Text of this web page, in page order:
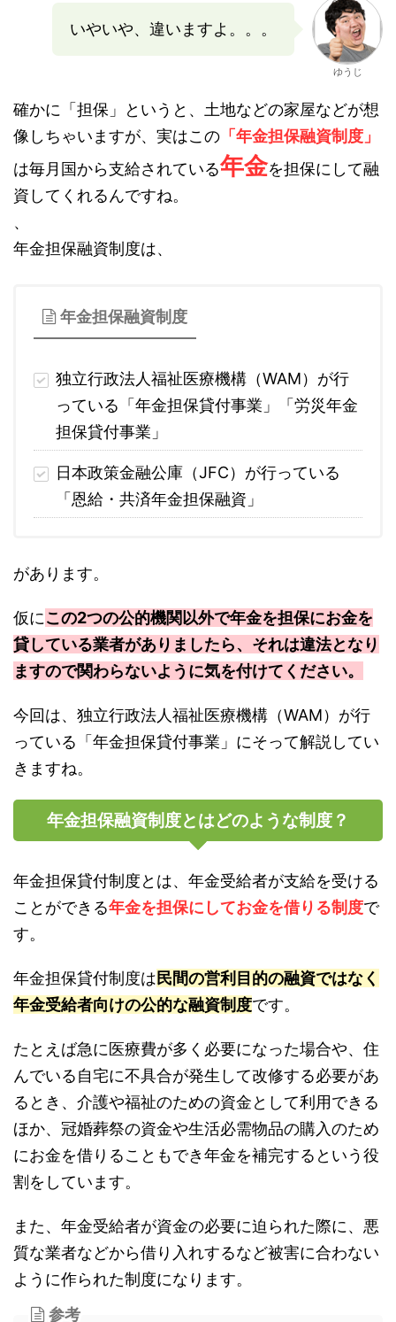
いやいや、違いますよ。。。
ゆうじ
確かに「担保」というと、土地などの家屋などが想
像しちゃいますが、実はこの 「年金担保融資制度」
は毎月国から支給されている年金を担保にして融
資してくれるんですね。
、
年金担保融資制度は、
年金担保融資制度
独立行政法人福祉医療機構（WAM）が行
っている「年金担保貸付事業」「労災年金
担保貸付事業」
日本政策金融公庫（JFC）が行っている
「恩給・共済年金担保融資」
があります。
仮にこの2つの公的機関以外で年金を担保にお金を
貸している業者がありましたら、それは違法となり
ますので関わらないように気を付けてください。
今回は、独立行政法人福祉医療機構（WAM）が行
っている「年金担保貸付事業」にそって解説してい
きますね。
年金担保融資制度とはどのような制度？
年金担保貸付制度とは、年金受給者が支給を受ける
ことができる年金を担保にしてお金を借りる制度で
す。
年金担保貸付制度は民間の営利目的の融資ではなく
年金受給者向けの公的な融資制度です。
たとえば急に医療費が多く必要になった場合や、住
んでいる自宅に不具合が発生して改修する必要があ
るとき、介護や福祉のための資金として利用できる
ほか、冠婚葬祭の資金や生活必需物品の購入のため
にお金を借りることもでき年金を補完するという役
割をしています。
また、年金受給者が資金の必要に迫られた際に、悪
質な業者などから借り入れするなど被害に合わない
ように作られた制度になります。
参考